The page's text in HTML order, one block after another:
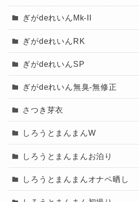
ぎがdeれいんMk-II
ぎがdeれいんRK
ぎがdeれいんSP
ぎがdeれいん無臭-無修正
さつき芽衣
しろうとまんまんW
しろうとまんまんお泊り
しろうとまんまんオナペ晒し